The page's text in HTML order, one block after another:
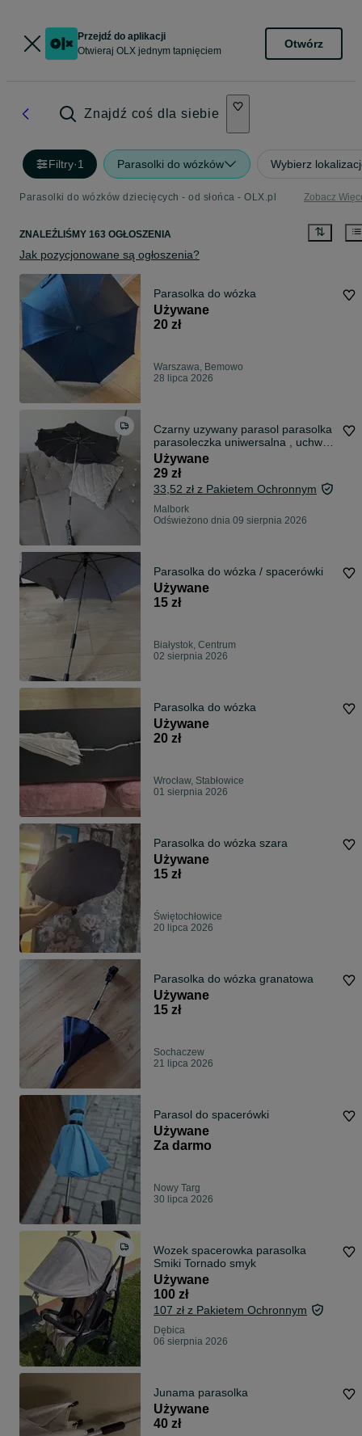
Przejdź do aplikacji
Otwieraj OLX jednym tapnięciem
Otwórz
Znajdź coś dla siebie
Filtry·1 Parasolki do wózków Wybierz
Parasolki do wózków dziecięcych - od słońca - OLX.pl Zobacz
ZNALEŹLIŚMY 163 OGŁOSZENIA
Jak pozycjonowane są ogłoszenia?
Parasolka do wózka
Używane
20 zł
Warszawa, Bemowo
28 lipca 2026
Czarny uzywany parasol parasolka
parasoleczka uniwersalna , uchwyt
uniwersalny do wszystkich wózków
do wozka
Używane
29 zł
33,52 zł z Pakietem Ochronnym
Malbork
Odświeżono dnia 09 sierpnia 2026
Parasolka do wózka / spacerówki
Używane
15 zł
Białystok, Centrum
02 sierpnia 2026
Parasolka do wózka
Używane
20 zł
Wrocław, Stabłowice
01 sierpnia 2026
Parasolka do wózka szara
Używane
15 zł
Świętochłowice
20 lipca 2026
Parasolka do wózka granatowa
Używane
15 zł
Sochaczew
21 lipca 2026
Parasol do spacerówki
Używane
Za darmo
Nowy Targ
30 lipca 2026
Wozek spacerowka parasolka
Smiki Tornado smyk
Używane
100 zł
107 zł z Pakietem Ochronnym
Dębica
06 sierpnia 2026
Junama parasolka
Używane
40 zł